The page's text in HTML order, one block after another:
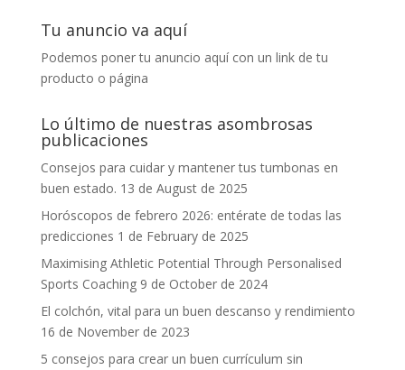
Tu anuncio va aquí
Podemos poner tu anuncio aquí con un link de tu
producto o página
Lo último de nuestras asombrosas
publicaciones
Consejos para cuidar y mantener tus tumbonas en
buen estado. 13 de August de 2025
Horóscopos de febrero 2026: entérate de todas las
predicciones 1 de February de 2025
Maximising Athletic Potential Through Personalised
Sports Coaching 9 de October de 2024
El colchón, vital para un buen descanso y rendimiento
16 de November de 2023
5 consejos para crear un buen currículum sin